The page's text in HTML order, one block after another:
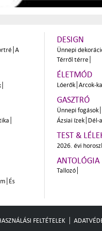
A
És
DESIGN
Ünnepi
Térről térre
ÉLETMÓD
Lóerők Arcok-
GASZTRÓ
Ünnepi fogások
Ázsiai ízek Dél-
TEST &
2026. évi
ANTOLÓGIA
Tallozó
FELTÉTELEK